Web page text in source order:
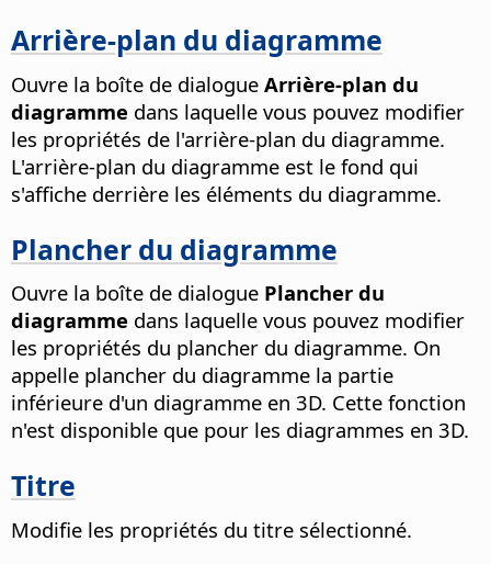
Arrière-plan du diagramme
Ouvre la boîte de dialogue Arrière-plan du
diagramme dans laquelle vous pouvez modifier
les propriétés de l'arrière-plan du diagramme.
L'arrière-plan du diagramme est le fond qui
s'affiche derrière les éléments du diagramme.
Plancher du diagramme
Ouvre la boîte de dialogue Plancher du
diagramme dans laquelle vous pouvez modifier
les propriétés du plancher du diagramme. On
appelle plancher du diagramme la partie
inférieure d'un diagramme en 3D. Cette fonction
n'est disponible que pour les diagrammes en 3D.
Titre
Modifie les propriétés du titre sélectionné.